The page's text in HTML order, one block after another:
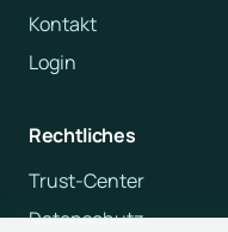
Kontakt
Login
Rechtliches
Trust-Center
Datenschutz